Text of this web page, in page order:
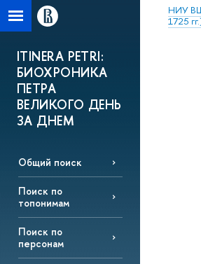
НИУ
1725
ITINERA PETRI:
БИОХРОНИКА
ПЕТРА
ВЕЛИКОГО ДЕНЬ
ЗА ДНЕМ
Общий поиск
Поиск по
топонимам
Поиск по
персонам